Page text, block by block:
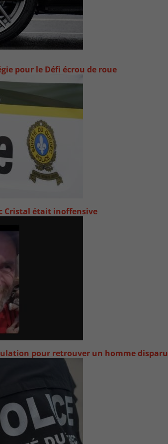
pour le Défi écrou de roue
Cristal était inoffensive
pour retrouver un homme disparu